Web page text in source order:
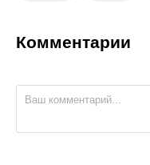
Комментарии